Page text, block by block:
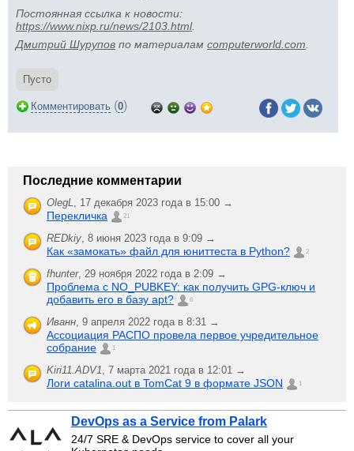
Постоянная ссылка к новости:
https://www.nixp.ru/news/2103.html.
Дмитрий Шурупов по материалам computerworld.com
Пусто
Комментировать (0)
Последние комментарии
OlegL, 17 декабря 2023 года в 15:00 →
Перекличка 21
REDkiy, 8 июня 2023 года в 9:09 →
Как «замокать» файл для юниттеста в Python? 2
fhunter, 29 ноября 2022 года в 2:09 →
Проблема с NO_PUBKEY: как получить GPG-ключ и
добавить его в базу apt?
6
Иванн, 9 апреля 2022 года в 8:31 →
Ассоциация РАСПО провела первое учредительное
собрание
1
Kiri11.ADV1, 7 марта 2021 года в 12:01 →
Логи catalina.out в TomCat 9 в формате JSON 1
DevOps as a Service from Palark
24/7 SRE & DevOps service to cover all your